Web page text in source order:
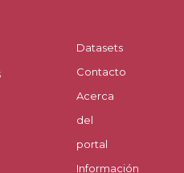
Datasets
Contacto
Acerca
del
portal
Información